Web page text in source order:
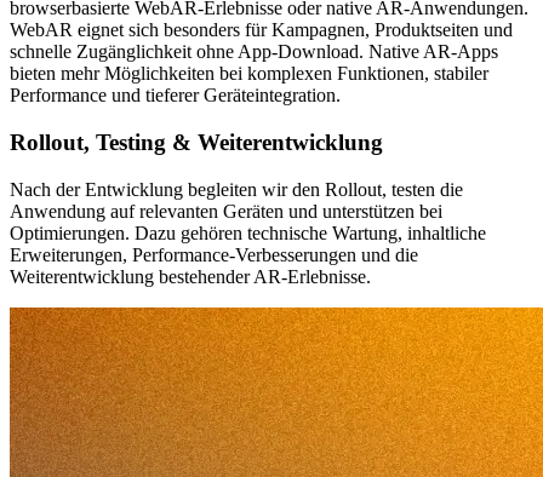
browserbasierte WebAR-Erlebnisse oder native AR-Anwendungen.
WebAR eignet sich besonders für Kampagnen, Produktseiten und
schnelle Zugänglichkeit ohne App-Download. Native AR-Apps
bieten mehr Möglichkeiten bei komplexen Funktionen, stabiler
Performance und tieferer Geräteintegration.
Rollout, Testing & Weiterentwicklung
Nach der Entwicklung begleiten wir den Rollout, testen die
Anwendung auf relevanten Geräten und unterstützen bei
Optimierungen. Dazu gehören technische Wartung, inhaltliche
Erweiterungen, Performance-Verbesserungen und die
Weiterentwicklung bestehender AR-Erlebnisse.